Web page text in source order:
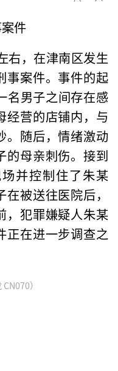
件
右，在津南区发生
事案件。事件的起
名男子之间存在感
经营的店铺内，与
。随后，情绪激动
的母亲刺伤。接到
并控制住了朱某
被送往医院后，
，犯罪嫌疑人朱某
正在进一步调查之
）